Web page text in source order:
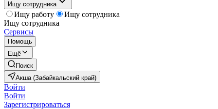
Ищу сотрудника
Ищу работу
Ищу сотрудника
Ищу сотрудника
Сервисы
Помощь
Ещё
Поиск
Акша (Забайкальский край)
Войти
Войти
Зарегистрироваться